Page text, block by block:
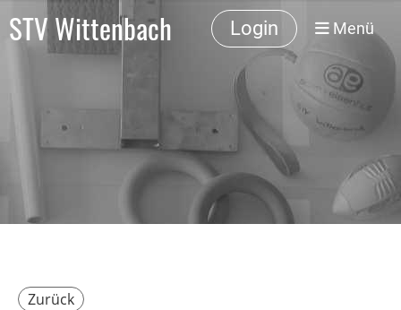
STV Wittenbach Login Menü
Zurück